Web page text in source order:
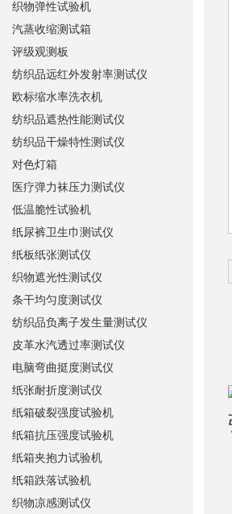
织物弹性试验机
汽蒸收缩测试箱
评级观测板
纺织品远红外发射率测试仪
欧标缩水率洗衣机
纺织品遮热性能测试仪
纺织品干燥特性测试仪
对色灯箱
医疗弹力袜压力测试仪
低温脆性试验机
纸尿裤卫生巾测试仪
纸板纸张测试仪
织物遮光性测试仪
条干均匀度测试仪
纺织品负离子发生量测试仪
皮革水汽透过率测试仪
电脑弯曲挺度测试仪
纸张耐折度测试仪
纸箱破裂强度试验机
纸箱抗压强度试验机
纸箱夹抱力试验机
纸箱跌落试验机
织物凉感测试仪